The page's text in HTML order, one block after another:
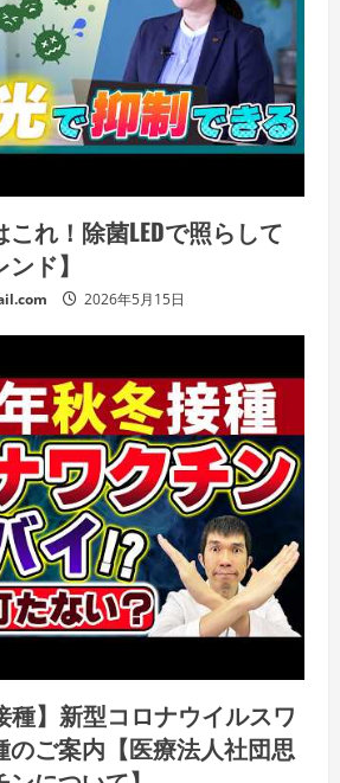
れ！除菌LEDで照らして
ド】
2026年5月15日
種】新型コロナウイルスワ
のご案内【医療法人社団思